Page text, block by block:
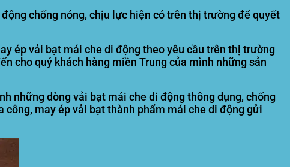
chống nóng, chịu lực hiện có trên thị trường để quyết
ép vải bạt mái che di động theo yêu cầu trên thị trường
cho quý khách hàng miền Trung của mình những sản
những dòng vải bạt mái che di động thông dụng, chống
may ép vải bạt thành phẩm mái che di động gửi